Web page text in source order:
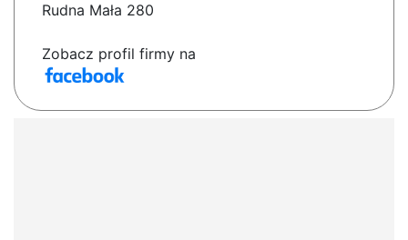
Rudna Mała 280
Zobacz profil firmy na